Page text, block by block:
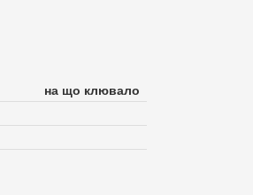
на що клювало